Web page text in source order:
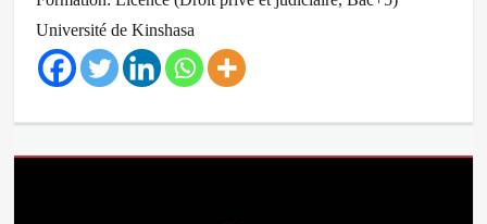
Université de Kinshasa
Équipe